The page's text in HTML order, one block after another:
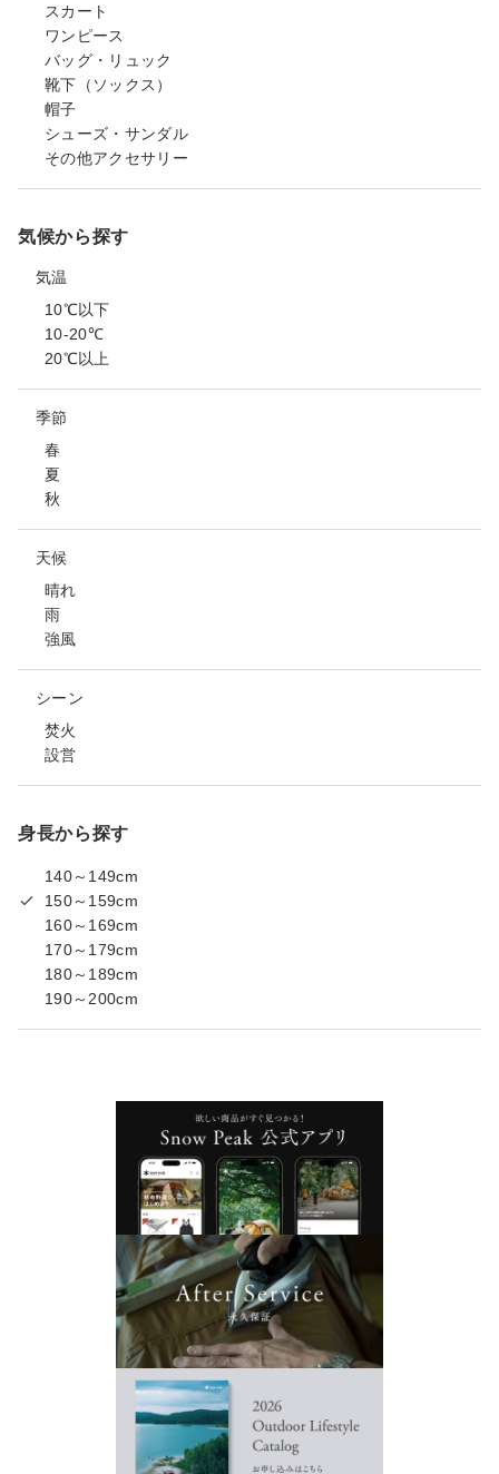
スカート
ワンピース
バッグ・リュック
靴下（ソックス）
帽子
シューズ・サンダル
その他アクセサリー
気候から探す
気温
10℃以下
10-20℃
20℃以上
季節
春
夏
秋
天候
晴れ
雨
強風
シーン
焚火
設営
身長から探す
140～149cm
150～159cm
160～169cm
170～179cm
180～189cm
190～200cm